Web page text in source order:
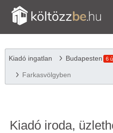
Kiadó ingatlan Budapesten 6
Farkasvölgyben
Kiadó iroda,